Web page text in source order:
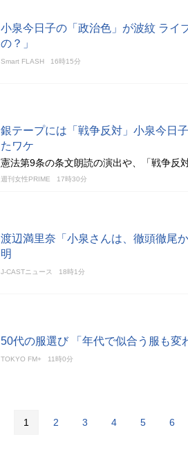
小泉今日子の「政治色」が波紋 ライ
の？」
Smart FLASH 16時15分
銀テープには「戦争反対」小泉今日
たワケ
憲法第9条の条文朗読の演出や、「戦争反
週刊女性PRIME 17時30分
渡辺満里奈「小泉さんは、徹頭徹尾
明
J-CASTニュース 18時1分
50代の服選び 「年代で似合う服も変
TOKYO FM+ 11時0分
1 2 3 4 5 6